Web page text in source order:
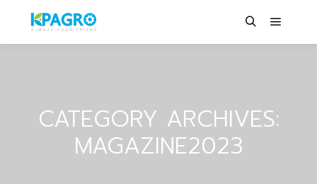
CATEGORY ARCHIVES:
MAGAZINE2023